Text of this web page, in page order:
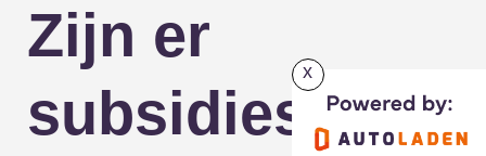
Zijn er
subsidies
x